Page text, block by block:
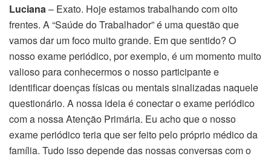
Luciana– Exato. Hoje estamos trabalhando com oito
frentes. A “Saúde do Trabalhador” é uma questão que
vamos dar um foco muito grande. Em que sentido? O
nosso exame periódico, por exemplo, é um momento muito
valioso para conhecermos o nosso participante e
identificar doenças físicas ou mentais sinalizadas naquele
questionário. A nossa ideia é conectar o exame periódico
com a nossa Atenção Primária. Eu acho que o nosso
exame periódico teria que ser feito pelo próprio médico da
família. Tudo isso depende das nossas conversas com o